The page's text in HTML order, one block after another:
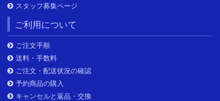
スタッフ募集ページ
ご利用について
ご注文手順
送料・手数料
ご注文・配送状況の確認
予約商品の購入
キャンセルと返品・交換